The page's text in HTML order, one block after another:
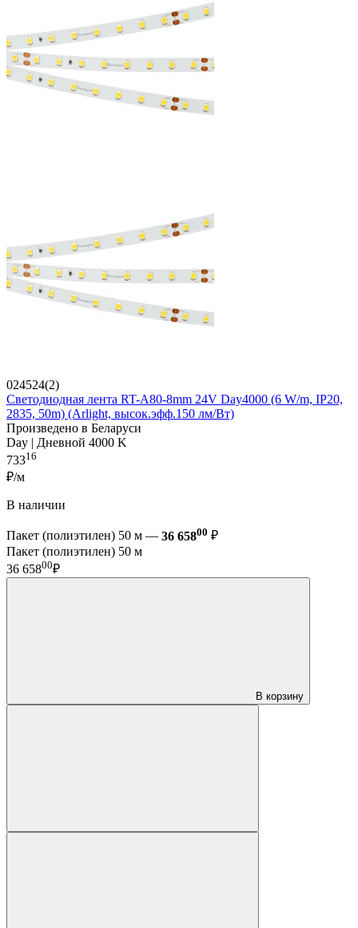
024524(2)
Светодиодная лента RT-A80-8mm 24V Day4000 (6 W/m, IP20,
2835, 50m) (Arlight, высок.эфф.150 лм/Вт)
Произведено в Беларуси
Day | Дневной 4000 K
73316
₽/м
В наличии
Пакет (полиэтилен) 50 м — 36 65800 ₽
Пакет (полиэтилен) 50 м
36 65800₽
В корзину